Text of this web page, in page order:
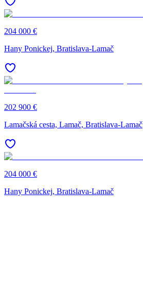
204 000 €
Hany Ponickej, Bratislava-Lamač
202 900 €
Lamačská cesta, Lamač, Bratislava-Lamač
204 000 €
Hany Ponickej, Bratislava-Lamač